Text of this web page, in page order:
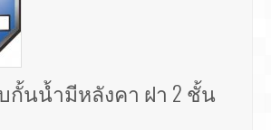
บบกั้นน้ำมีหลังคา ฝา 2 ชั้น